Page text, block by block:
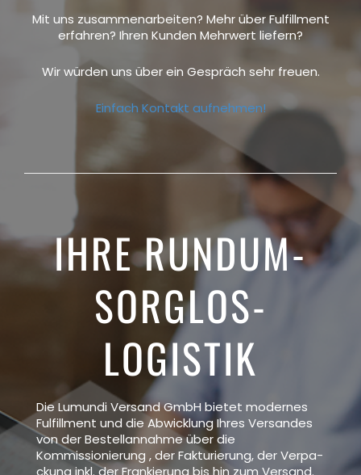
Mit uns zusammenarbeiten? Mehr über Fulfillment
erfahren? Ihren Kunden Mehrwert liefern?
Wir würden uns über ein Gespräch sehr freuen.
Einfach Kontakt aufnehmen!
IHRE RUNDUM-
SORGLOS-
LOGISTIK
Die Lumundi Versand GmbH bietet modernes
Fulfillment und die Abwicklung Ihres Versandes
von der Bestellannahme über die
Kommissionierung , der Fak­tu­rie­rung, der Ver­pa­
ckung inkl. der Fran­kie­rung bis hin zum Ver­sand.